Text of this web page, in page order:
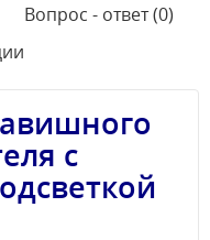
Вопрос - ответ (0)
с